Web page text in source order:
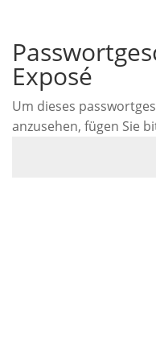
Exposé
Um dieses
anzusehen, fügen Sie